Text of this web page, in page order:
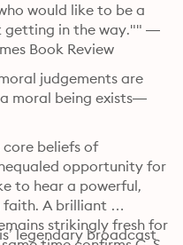
would like to be a
getting in the way."" —
Book Review
judgements are
moral being exists—
beliefs of
opportunity for
to hear a powerful,
faith. A brilliant
strikingly fresh for
legendary broadcast